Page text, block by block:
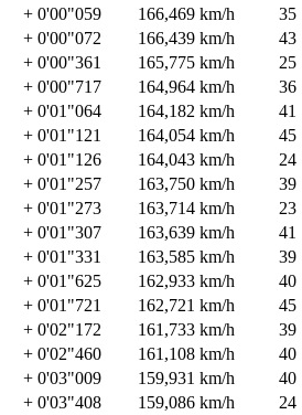
+ 0'00"059 166,469 km/h
35
+ 0'00"072 166,439 km/h
43
+ 0'00"361 165,775 km/h
25
+ 0'00"717 164,964 km/h
36
+ 0'01"064 164,182 km/h
41
+ 0'01"121 164,054 km/h
45
+ 0'01"126 164,043 km/h
24
+ 0'01"257 163,750 km/h
39
+ 0'01"273 163,714 km/h
23
+ 0'01"307 163,639 km/h
41
+ 0'01"331 163,585 km/h
39
+ 0'01"625 162,933 km/h
40
+ 0'01"721 162,721 km/h
45
+ 0'02"172 161,733 km/h
39
+ 0'02"460 161,108 km/h
40
+ 0'03"009 159,931 km/h
40
+ 0'03"408 159,086 km/h
24